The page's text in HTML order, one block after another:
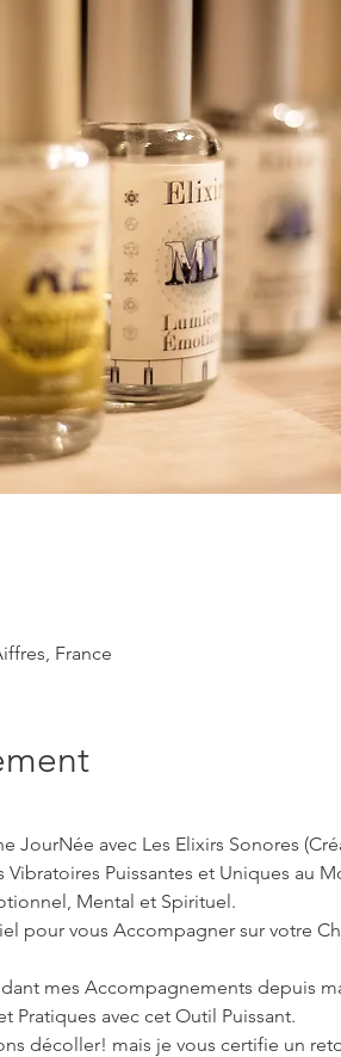
France
JourNée avec Les Elixirs Sonores
Vibratoires Puissantes et Uniques au
Mental et Spirituel.
pour vous Accompagner sur votre
mes Accompagnements depuis
Pratiques avec cet Outil Puissant.
décoller! mais je vous certifie un